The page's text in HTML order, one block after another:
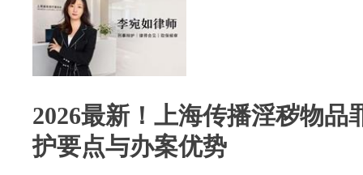
2026最新！上海传播淫秽物品
护要点与办案优势